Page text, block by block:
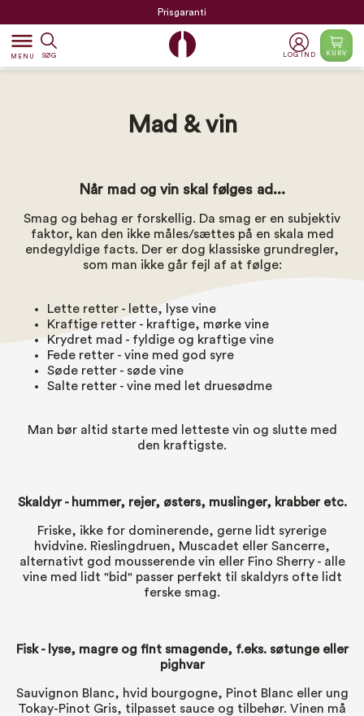
Prisgaranti
dehaze
MENU SØG LOG IND KURV
Mad & vin
Når mad og vin skal følges ad...
Smag og behag er forskellig. Da smag er en subjektiv
faktor, kan den ikke måles/sættes på en skala med
endegyldige facts. Der er dog klassiske grundregler,
som man ikke går fejl af at følge:
Lette retter - lette, lyse vine
Kraftige retter - kraftige, mørke vine
Krydret mad - fyldige og kraftige vine
Fede retter - vine med god syre
Søde retter - søde vine
Salte retter - vine med let druesødme
Man bør altid starte med letteste vin og slutte med
den kraftigste.
Skaldyr- hummer, rejer, østers, muslinger, krabber etc.
Friske, ikke for dominerende, gerne lidt syrerige
hvidvine. Rieslingdruen, Muscadet eller Sancerre,
alternativt god mousserende vin eller Fino Sherry - alle
vine med lidt "bid" passer perfekt til skaldyrs ofte lidt
ferske smag.
Fisk- lyse, magre og fint smagende, f.eks. søtunge eller
pighvar
Sauvignon Blanc, hvid bourgogne, Pinot Blanc eller ung
Tokay-Pinot Gris, tilpasset sauce og tilbehør. Vinen må